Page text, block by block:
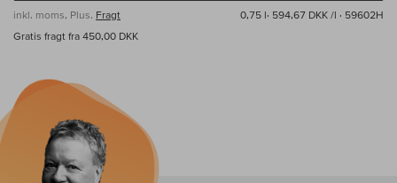
inkl. moms, Plus. Fragt 0,75 l· 594,67 DKK /l · 59602H
Gratis fragt fra 450,00 DKK